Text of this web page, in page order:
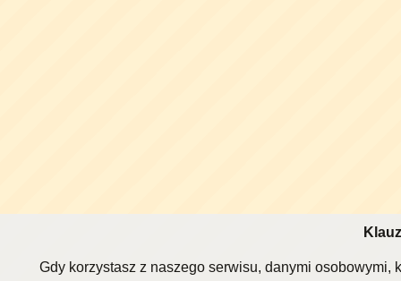
Gdy korzystasz z naszego serwisu, danymi osobowymi,